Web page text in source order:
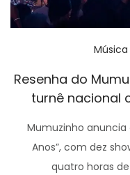
Posted
Música
Resenha do
turnê nacional
Mumuzinho anuncia
Anos”, com dez
quatro horas